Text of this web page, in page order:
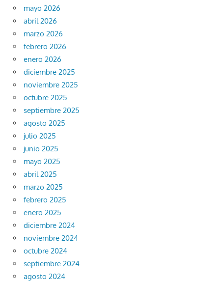
mayo 2026
abril 2026
marzo 2026
febrero 2026
enero 2026
diciembre 2025
noviembre 2025
octubre 2025
septiembre 2025
agosto 2025
julio 2025
junio 2025
mayo 2025
abril 2025
marzo 2025
febrero 2025
enero 2025
diciembre 2024
noviembre 2024
octubre 2024
septiembre 2024
agosto 2024